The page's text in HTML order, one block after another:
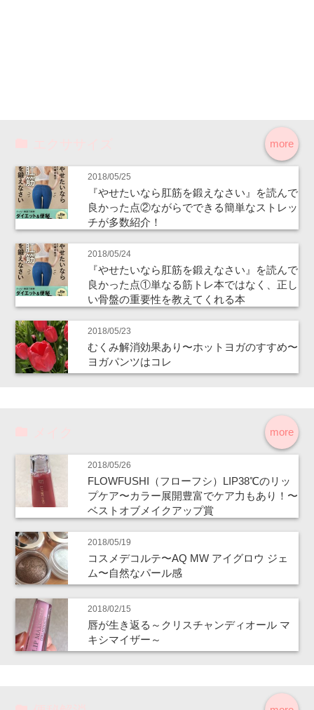
more
2018/05/25
『やせたいなら肛筋を鍛えなさい』を読んで
良かった点②ながらでできる簡単なストレッ
チが多数紹介！
2018/05/24
『やせたいなら肛筋を鍛えなさい』を読んで
良かった点①単なる筋トレ本ではなく、正し
い骨盤の重要性を教えてくれる本
2018/05/23
むくみ解消効果あり〜ホットヨガのすすめ〜
ヨガパンツはコレ
more
2018/05/26
FLOWFUSHI（フローフシ）LIP38℃のリッ
プケア〜カラー展開豊富でケア力もあり！〜
ベストオブメイクアップ賞
2018/05/19
コスメデコルテ〜AQ MW アイグロウ ジェ
ム〜自然なパール感
2018/02/15
唇が生き返る～クリスチャンディオール マ
キシマイザー～